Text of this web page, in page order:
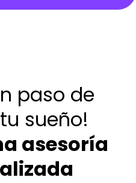
paso de
sueño!
asesoría